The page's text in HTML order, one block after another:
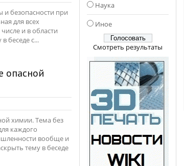
и безопасности при
для всех
и в области
беседе с...
опасной
химии. Тема без
каждого
вообще и
тему в беседе
Наука
Иное
Смотреть результаты